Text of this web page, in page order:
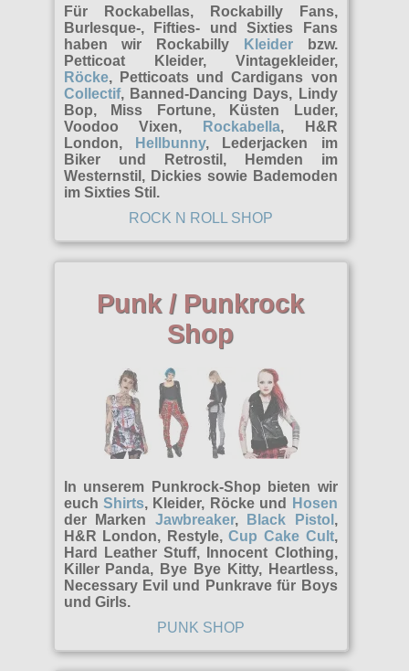
Männermäntel
Männershirts kurzam
Männershirts langarm
Mittelalter
für die Haare
Geldbörsen
Gürtel
Halsbänder
Handschuhe
Mützen
Stiefelbänder
Taschen
Verschiedenes
Burleska
Collectif
Cup Cake Cult
Dead Threads
Dracula Clothing
Hellbunny
Jawbreaker
Pentagramme
Phaze
Poizen Industries
Queen of Darkness
Relco
Restyle
Rockabella
Sinister
Spin Doctor
Vixxsin
XL
XXL
XXXL
XXXXL
XXXXXL
Wave Gotik Treffen
M’era Luna Festival
Amphi Festival
Kleidung
Bademoden
Bauchtaschen
Outdoorbekleidung
Poloshirts
T-Shirts
Gothic Shop
Hot Rod
Rockabilly
Mods
--------------
gesamt: 0.00 €
Social Media:
Für Rockabellas, Rockabilly Fans,
Burlesque-, Fifties- und Sixties Fans
haben wir Rockabilly
Kleiderbzw.
Petticoat Kleider, Vintagekleider,
Röcke, Petticoats und Cardigans von
Collectif, Banned-Dancing Days, Lindy
Bop, Miss Fortune, Küsten Luder,
Voodoo Vixen,
Rockabella, H&R
London,
Hellbunny, Lederjacken im
Biker und Retrostil, Hemden im
Westernstil, Dickies sowie Bademoden
im Sixties Stil.
ROCK N ROLL SHOP
Punk / Punkrock
Shop
In unserem Punkrock-Shop bieten wir
euch Shirts, Kleider, Röcke und
Hosen
der Marken Jawbreaker, Black Pistol ,
H&R London, Restyle,Cup Cake Cult,
Hard Leather Stuff, Innocent Clothing,
Killer Panda, Bye Bye Kitty, Heartless,
Necessary Evil und Punkrave für Boys
und Girls.
PUNK SHOP